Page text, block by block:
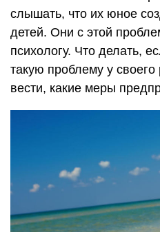
слышать, что их юное
детей. Они с этой
психологу. Что делать,
такую проблему у своего
вести, какие меры